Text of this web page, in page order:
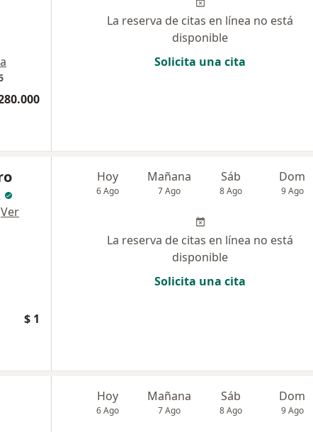
La reserva de citas en línea no está
disponible
Solicita una cita
Ver
$ 1
Hoy
6 Ago
Mañana
7 Ago
Sáb
8 Ago
Dom
9 Ago
La reserva de citas en línea no está
disponible
Solicita una cita
Hoy
6 Ago
Mañana
7 Ago
Sáb
8 Ago
Dom
9 Ago